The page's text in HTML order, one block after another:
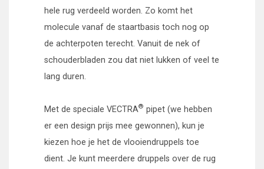
hele rug verdeeld worden. Zo komt het
molecule vanaf de staartbasis toch nog op
de achterpoten terecht. Vanuit de nek of
schouderbladen zou dat niet lukken of veel te
lang duren.
Met de speciale VECTRA® pipet (we hebben
er een design prijs mee gewonnen), kun je
kiezen hoe je het de vlooiendruppels toe
dient. Je kunt meerdere druppels over de rug